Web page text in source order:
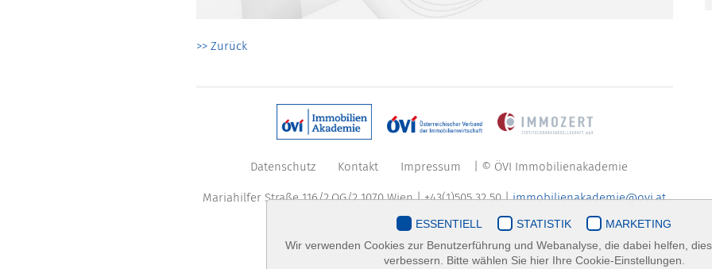
>> Zurück
Datenschutz Kontakt Impressum | © ÖVI Immobilienakademie
Mariahilfer Straße 116/2.OG/2 1070 Wien | +43(1)505 32 50 |immobilienakademie@ovi.at
ESSENTIELL STATISTIK
MARKETING
Wir verwenden Cookies zur Benutzerführung und Webanalyse, die dabei helfen,
verbessern. Bitte wählen Sie hier Ihre Cookie-Einstellungen.